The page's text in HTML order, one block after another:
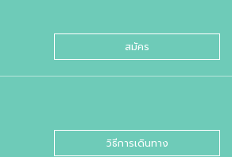
สมัคร
วิธีการเดินทาง